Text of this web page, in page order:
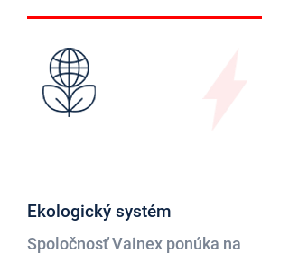
Ekologický systém
Spoločnosť Vainex ponúka na